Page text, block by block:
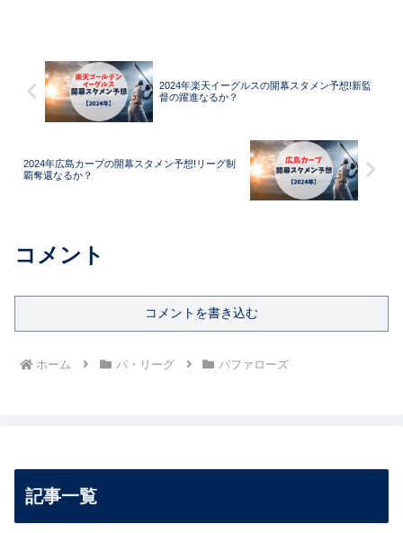
2024年楽天イーグルスの開幕スタメン予想!新監
督の躍進なるか？
2024年広島カープの開幕スタメン予想!リーグ制
覇奪還なるか？
コメント
コメントを書き込む
ホーム パ・リーグ バファローズ
記事一覧